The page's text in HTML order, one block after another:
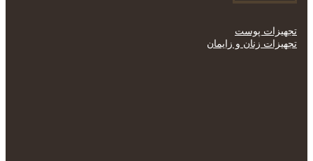
تجهیزات پوست
تجهیزات زنان و زایمان